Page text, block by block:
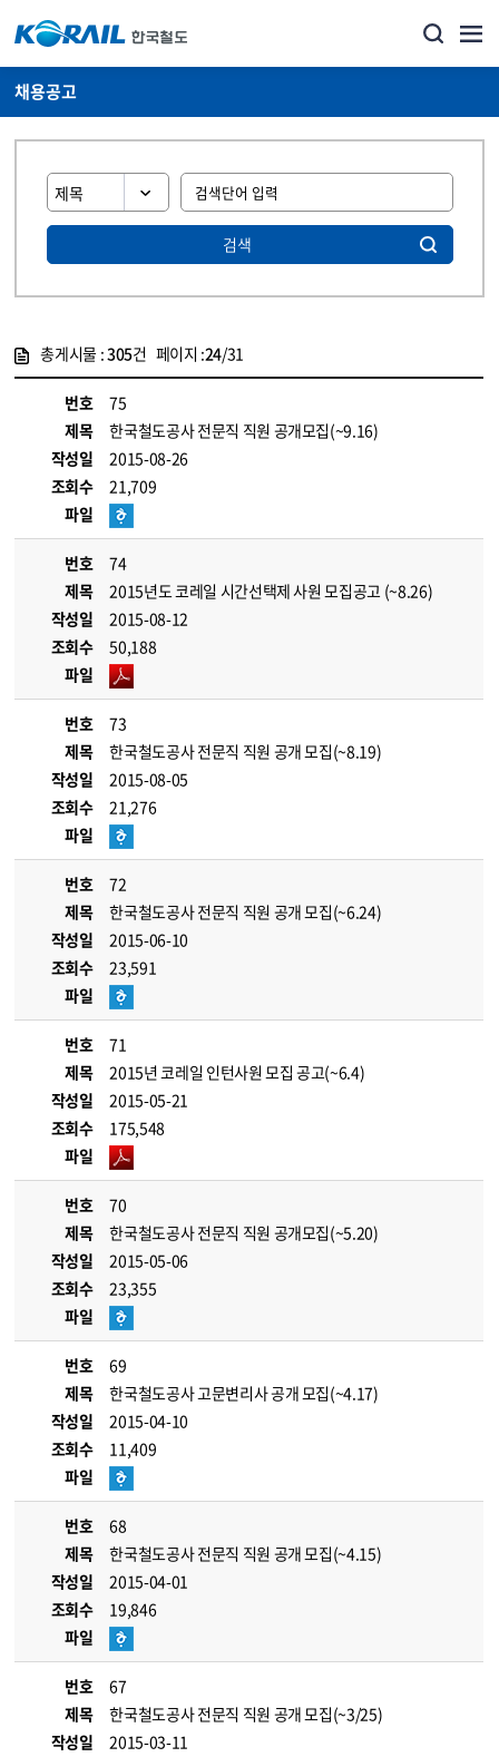
채용공고
검색
총게시물 :305건 페이지 :24/31
번호
75
제목
한국철도공사 전문직 직원 공개모집(~9.16)
작성일
2015-08-26
조회수
21,709
파일
번호
74
제목
2015년도 코레일 시간선택제 사원 모집공고 (~8.26)
작성일
2015-08-12
조회수
50,188
파일
번호
73
제목
한국철도공사 전문직 직원 공개 모집(~8.19)
작성일
2015-08-05
조회수
21,276
파일
번호
72
제목
한국철도공사 전문직 직원 공개 모집(~6.24)
작성일
2015-06-10
조회수
23,591
파일
번호
71
제목
2015년 코레일 인턴사원 모집 공고(~6.4)
작성일
2015-05-21
조회수
175,548
파일
번호
70
제목
한국철도공사 전문직 직원 공개모집(~5.20)
작성일
2015-05-06
조회수
23,355
파일
번호
69
제목
한국철도공사 고문변리사 공개 모집(~4.17)
작성일
2015-04-10
조회수
11,409
파일
번호
68
제목
한국철도공사 전문직 직원 공개 모집(~4.15)
작성일
2015-04-01
조회수
19,846
파일
번호
67
제목
한국철도공사 전문직 직원 공개 모집(~3/25)
작성일
2015-03-11